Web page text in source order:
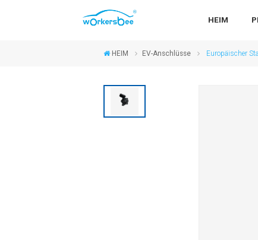
HEIM
HEIM EV-Anschlüsse Europäischer